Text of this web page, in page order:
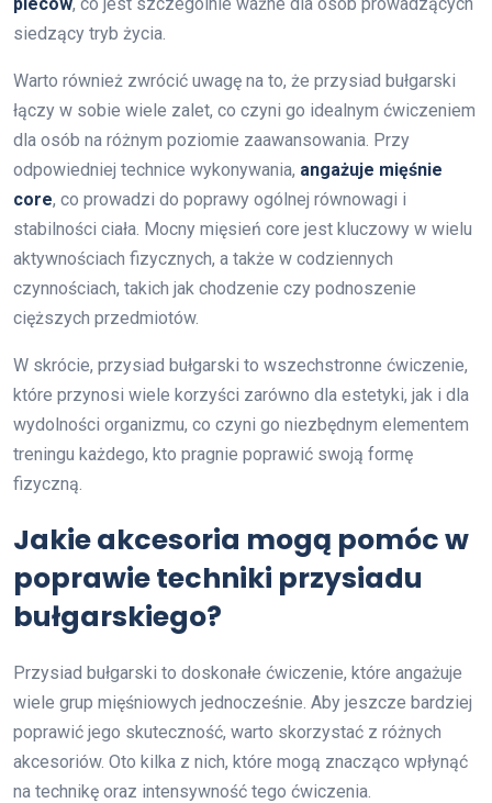
siedzący tryb życia.
Warto również zwrócić uwagę na to, że przysiad bułgarski
łączy w sobie wiele zalet, co czyni go idealnym ćwiczeniem
dla osób na różnym poziomie zaawansowania. Przy
odpowiedniej technice wykonywania, angażuje mięśnie
core, co prowadzi do poprawy ogólnej równowagi i
stabilności ciała. Mocny mięsień core jest kluczowy w wielu
aktywnościach fizycznych, a także w codziennych
czynnościach, takich jak chodzenie czy podnoszenie
cięższych przedmiotów.
W skrócie, przysiad bułgarski to wszechstronne ćwiczenie,
które przynosi wiele korzyści zarówno dla estetyki, jak i dla
wydolności organizmu, co czyni go niezbędnym elementem
treningu każdego, kto pragnie poprawić swoją formę
fizyczną.
Jakie akcesoria mogą pomóc w
poprawie techniki przysiadu
bułgarskiego?
Przysiad bułgarski to doskonałe ćwiczenie, które angażuje
wiele grup mięśniowych jednocześnie. Aby jeszcze bardziej
poprawić jego skuteczność, warto skorzystać z różnych
akcesoriów. Oto kilka z nich, które mogą znacząco wpłynąć
na technikę oraz intensywność tego ćwiczenia.